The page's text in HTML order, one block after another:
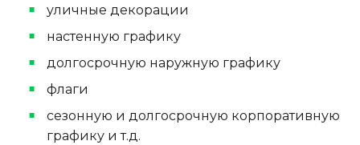
уличные декорации
настенную графику
долгосрочную наружную графику
флаги
сезонную и долгосрочную корпоративную
графику и т.д.